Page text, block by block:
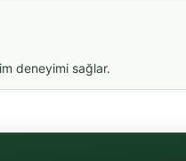
deneyimi sağlar.